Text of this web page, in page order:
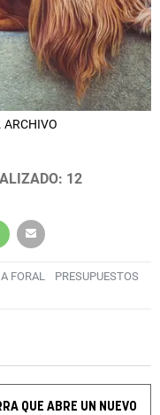
12
FORAL
PRESUPUESTOS
QUE ABRE UN NUEVO